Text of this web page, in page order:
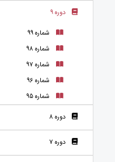
دوره 9
شماره 99
شماره 98
شماره 97
شماره 96
شماره 95
دوره 8
دوره 7